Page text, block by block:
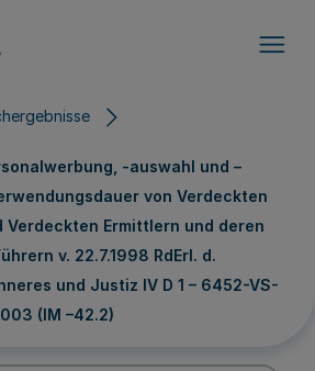
-auswahl und –
von Verdeckten
Verdeckten Ermittlern und deren
v. 22.7.1998 RdErl. d.
und Justiz IV D 1 – 6452-VS-
(IM –42.2)